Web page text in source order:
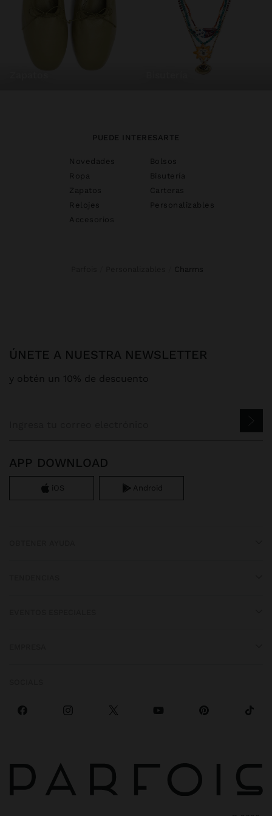
PUEDE INTERESARTE
Novedades
Bolsos
Ropa
Bisutería
Zapatos
Carteras
Relojes
Personalizables
Accesorios
charms
ÚNETE A NUESTRA NEWSLETTER
y obtén un 10% de descuento
APP DOWNLOAD
iOS Android